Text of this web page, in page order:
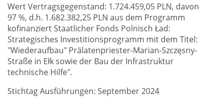
Wert Vertragsgegenstand: 1.724.459,05 PLN, davon
97 %, d.h. 1.682.382,25 PLN aus dem Programm
kofinanziert Staatlicher Fonds Polnisch Ład:
Strategisches Investitionsprogramm mit dem Titel:
"Wiederaufbau" Prälatenpriester-Marian-Szczęsny-
Straße in Ełk sowie der Bau der Infrastruktur
technische Hilfe".
Stichtag Ausführungen: September 2024